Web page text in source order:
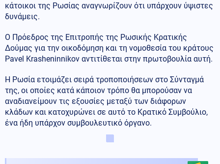
κάτοικοι της Ρωσίας αναγνωρίζουν ότι υπάρχουν ύψιστες
δυνάμεις.
Ο Πρόεδρος της Επιτροπής της Ρωσικής Κρατικής
Δούμας για την οικοδόμηση και τη νομοθεσία του κράτους
Pavel Krasheninnikov αντιτίθεται στην πρωτοβουλία αυτή.
Η Ρωσία ετοιμάζει σειρά τροποποιήσεων στο Σύνταγμά
της, οι οποίες κατά κάποιον τρόπο θα μπορούσαν να
αναδιανείμουν τις εξουσίες μεταξύ των διάφορων
κλάδων και κατοχυρώνει σε αυτό το Κρατικό Συμβούλιο,
ένα ήδη υπάρχον συμβουλευτικό όργανο.